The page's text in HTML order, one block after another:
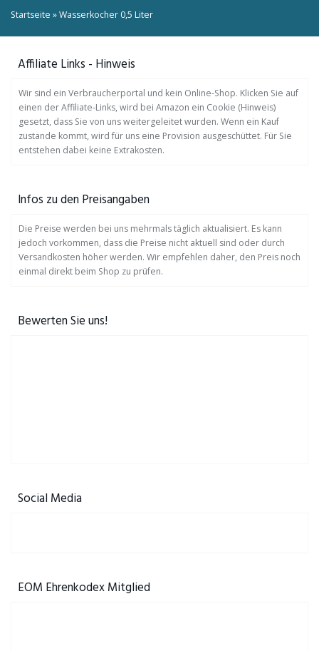
Startseite »Wasserkocher 0,5 Liter
Affiliate Links - Hinweis
Wir sind ein Verbraucherportal und kein Online-Shop. Klicken Sie auf
einen der Affiliate-Links, wird bei Amazon ein Cookie (Hinweis)
gesetzt, dass Sie von uns weitergeleitet wurden. Wenn ein Kauf
zustande kommt, wird für uns eine Provision ausgeschüttet. Für Sie
entstehen dabei keine Extrakosten.
Infos zu den Preisangaben
Die Preise werden bei uns mehrmals täglich aktualisiert. Es kann
jedoch vorkommen, dass die Preise nicht aktuell sind oder durch
Versandkosten höher werden. Wir empfehlen daher, den Preis noch
einmal direkt beim Shop zu prüfen.
Bewerten Sie uns!
Social Media
EOM Ehrenkodex Mitglied